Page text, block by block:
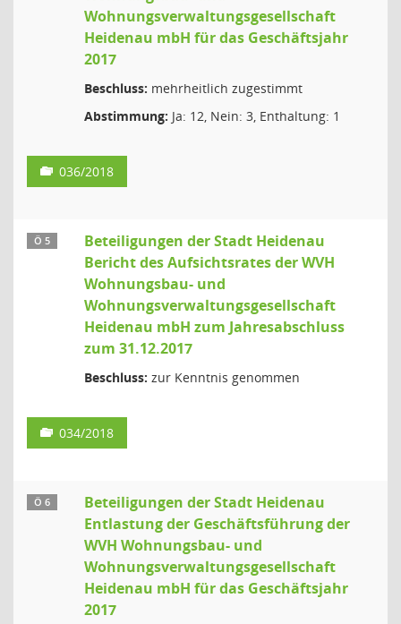
Wohnungsverwaltungsgesellschaft
Heidenau mbH für das Geschäftsjahr
2017
Beschluss: mehrheitlich zugestimmt
Abstimmung: Ja: 12, Nein: 3, Enthaltung: 1
036/2018
Ö 5
Beteiligungen der Stadt Heidenau
Bericht des Aufsichtsrates der WVH
Wohnungsbau- und
Wohnungsverwaltungsgesellschaft
Heidenau mbH zum Jahresabschluss
zum 31.12.2017
Beschluss: zur Kenntnis genommen
034/2018
Ö 6
Beteiligungen der Stadt Heidenau
Entlastung der Geschäftsführung der
WVH Wohnungsbau- und
Wohnungsverwaltungsgesellschaft
Heidenau mbH für das Geschäftsjahr
2017